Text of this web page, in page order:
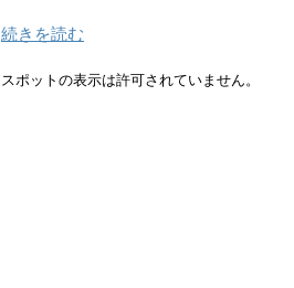
続きを読む